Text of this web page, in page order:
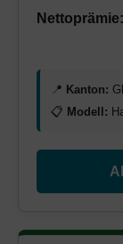
Nettoprämie:
📍 Kanton:
📋 Modell: